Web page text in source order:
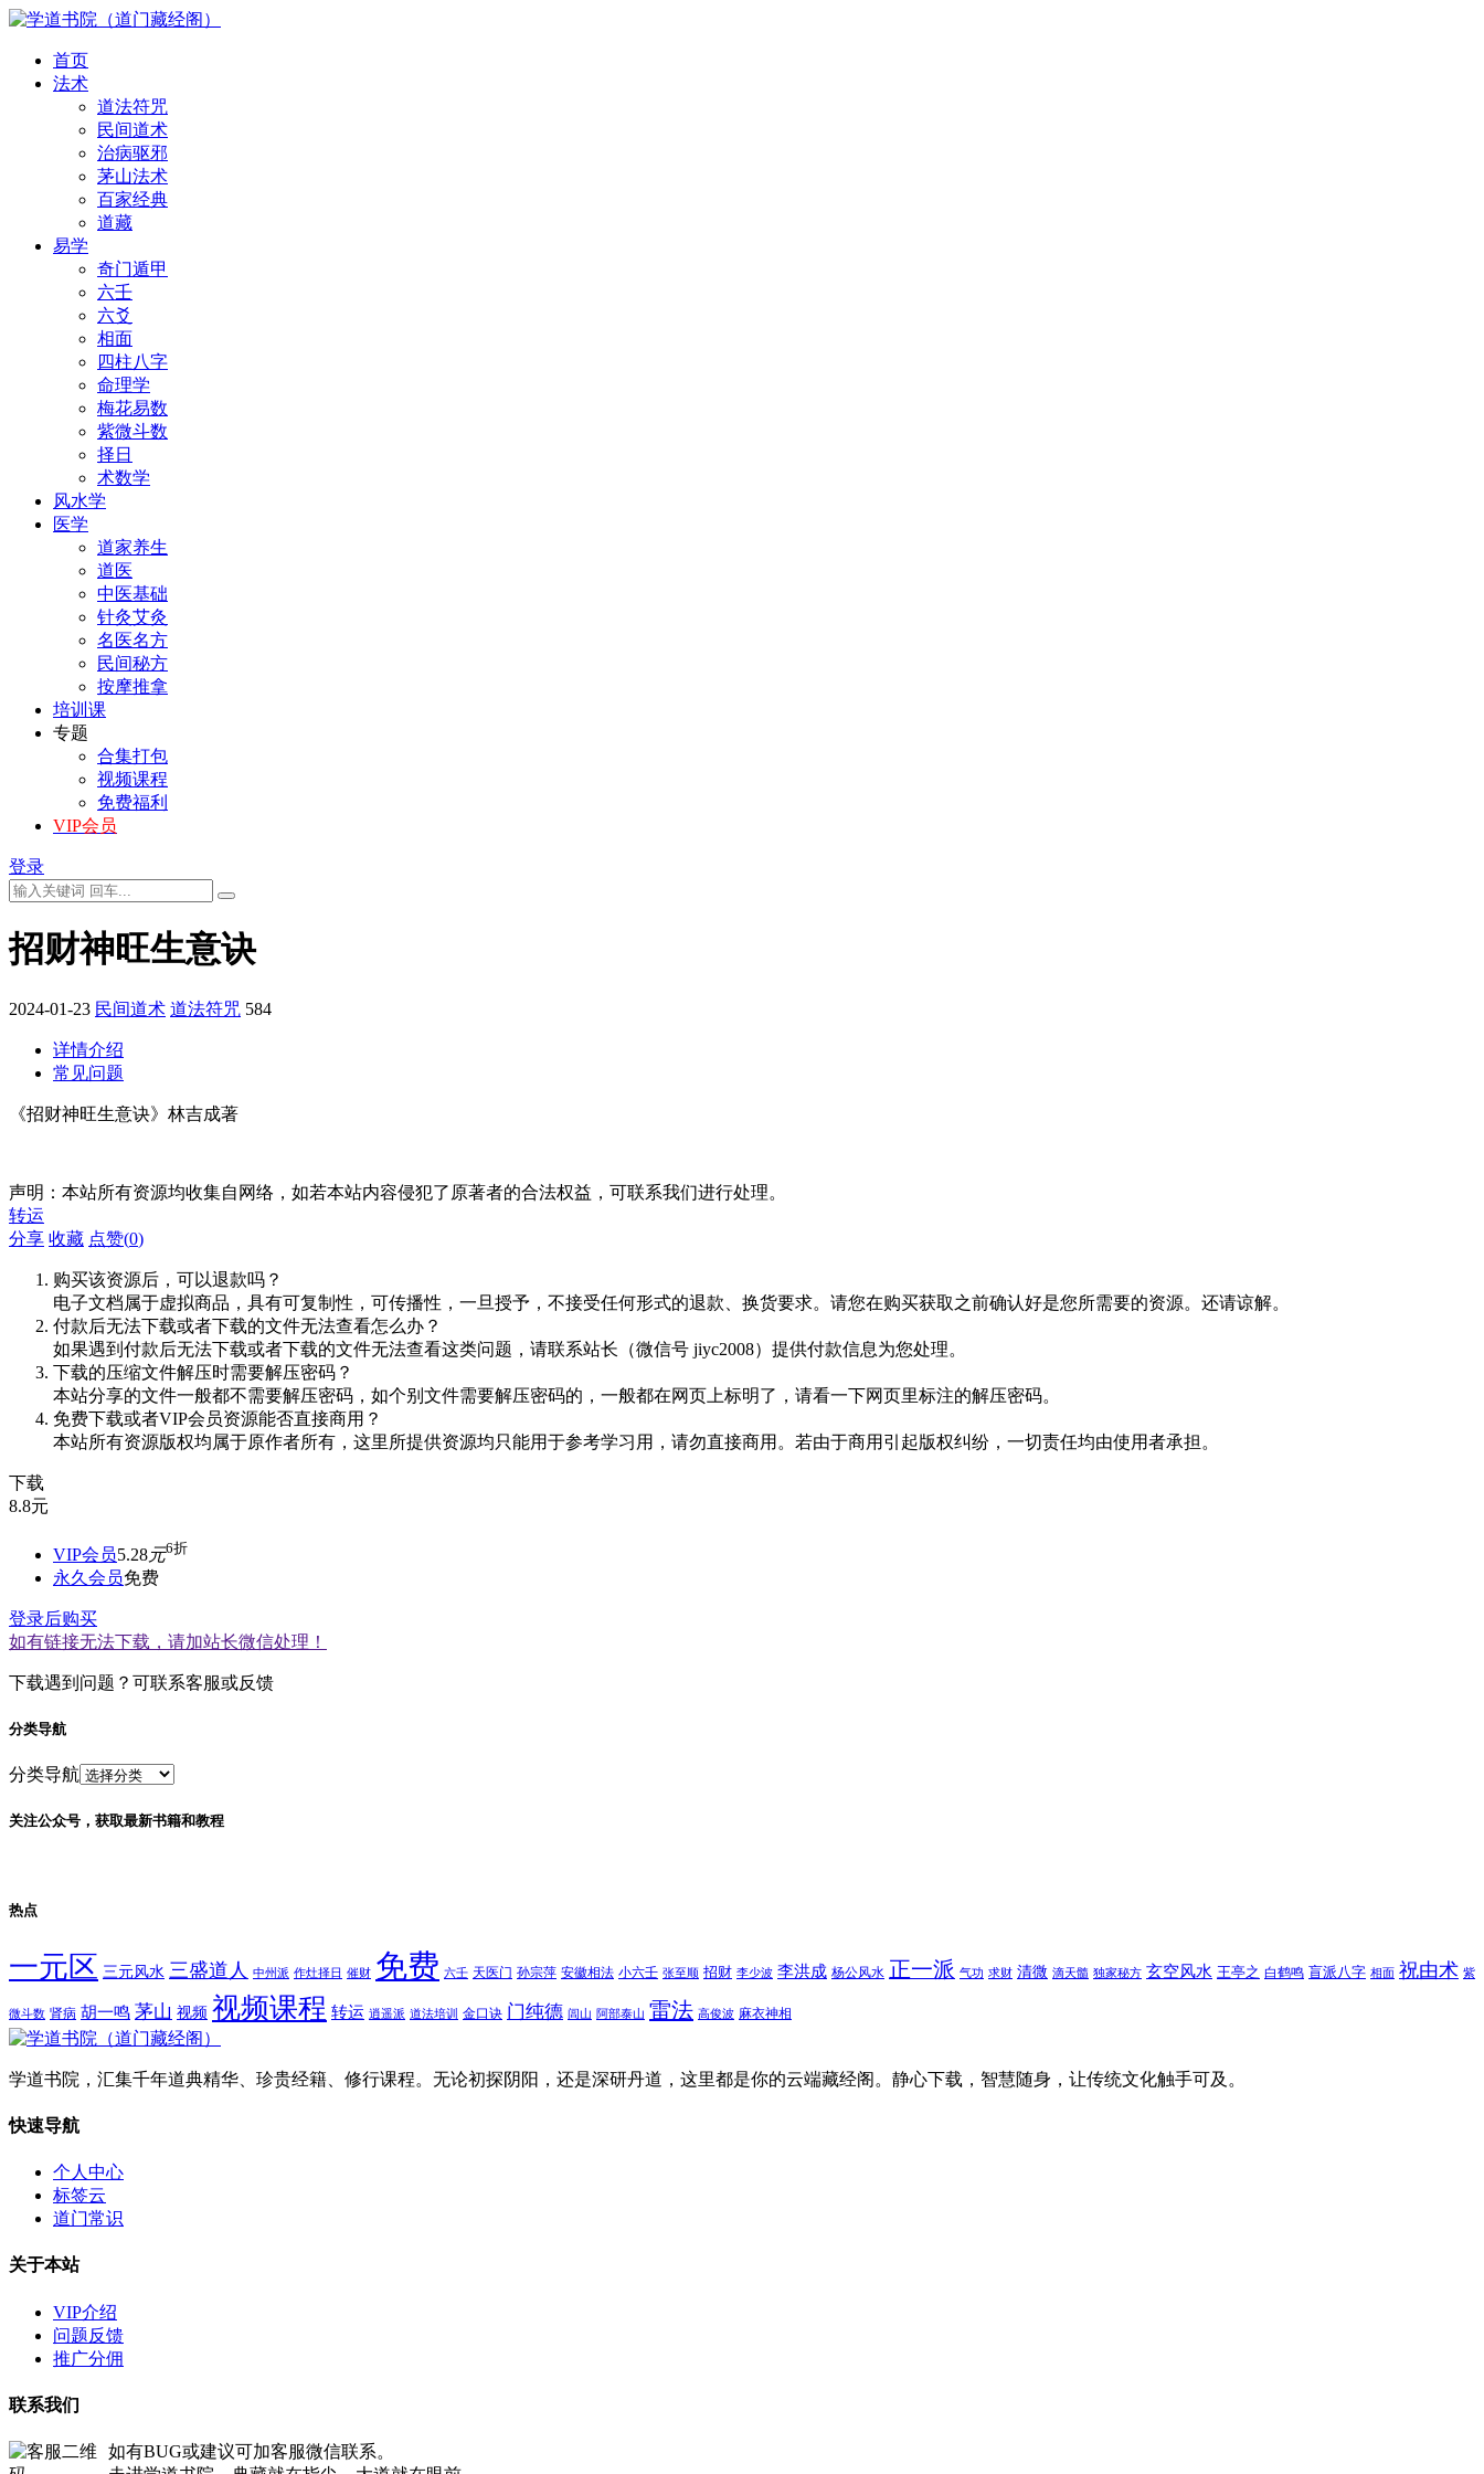
首页
法术
道法符咒
民间道术
治病驱邪
茅山法术
百家经典
道藏
易学
奇门遁甲
六壬
六爻
相面
四柱八字
命理学
梅花易数
紫微斗数
择日
术数学
风水学
医学
道家养生
道医
中医基础
针灸艾灸
名医名方
民间秘方
按摩推拿
培训课
专题
合集打包
视频课程
免费福利
VIP会员
登录
招财神旺生意诀
2024-01-23 民间道术 道法符咒 584
详情介绍
常见问题
《招财神旺生意诀》林吉成著
声明：本站所有资源均收集自网络，如若本站内容侵犯了原著者的合法权益，可联系我们进行处理。
转运
分享 收藏 点赞(0)
购买该资源后，可以退款吗？
电子文档属于虚拟商品，具有可复制性，可传播性，一旦授予，不接受任何形式的退款、换货要求。请您在购买获取之前确认好是您所需要的资源。还请谅解。
付款后无法下载或者下载的文件无法查看怎么办？
如果遇到付款后无法下载或者下载的文件无法查看这类问题，请联系站长（微信号 jiyc2008）提供付款信息为您处理。
下载的压缩文件解压时需要解压密码？
本站分享的文件一般都不需要解压密码，如个别文件需要解压密码的，一般都在网页上标明了，请看一下网页里标注的解压密码。
免费下载或者VIP会员资源能否直接商用？
本站所有资源版权均属于原作者所有，这里所提供资源均只能用于参考学习用，请勿直接商用。若由于商用引起版权纠纷，一切责任均由使用者承担。
下载
8.8元
VIP会员5.28元6折
永久会员免费
登录后购买
如有链接无法下载，请加站长微信处理！
下载遇到问题？可联系客服或反馈
分类导航
分类导航
关注公众号，获取最新书籍和教程
热点
一元区 三元风水 三盛道人 中州派 作灶择日 催财 免费 六壬 天医门 孙宗萍 安徽相法 小六壬 张至顺 招财 李少波 李洪成 杨公风水 正一派 气功 求财 清微 滴天髓 独家秘方 玄空风水 王亭之 白鹤鸣 盲派八字 相面 祝由术 紫
微斗数 肾病 胡一鸣 茅山 视频 视频课程 转运 逍遥派 道法培训 金口诀 门纯德 闾山 阿部泰山 雷法 高俊波 麻衣神相
学道书院，汇集千年道典精华、珍贵经籍、修行课程。无论初探阴阳，还是深研丹道，这里都是你的云端藏经阁。静心下载，智慧随身，让传统文化触手可及。
快速导航
个人中心
标签云
道门常识
关于本站
VIP介绍
问题反馈
推广分佣
联系我们
如有BUG或建议可加客服微信联系。